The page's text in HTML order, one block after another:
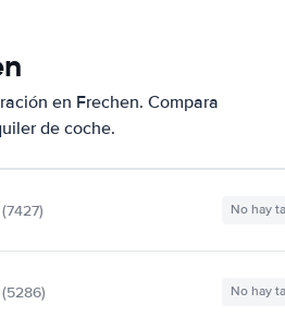
en Frechen. Compara
de coche.
(7427) No hay
(5286) No hay